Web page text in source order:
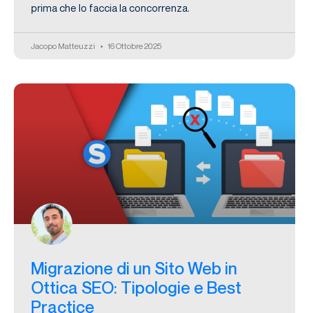
prima che lo faccia la concorrenza.
Jacopo Matteuzzi 16 Ottobre 2025
Migrazione di un Sito Web in
Ottica SEO: Tipologie e Best
Practice